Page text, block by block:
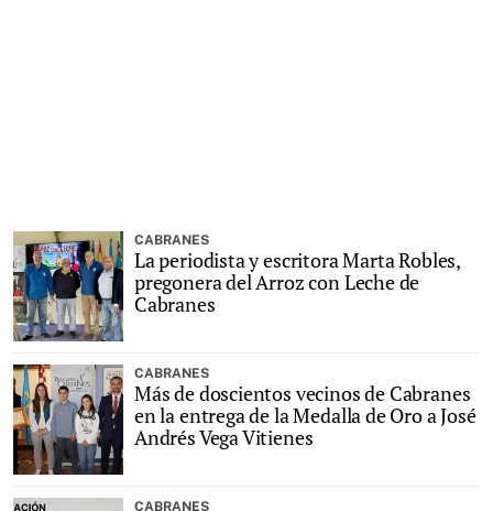
CABRANES
La periodista y escritora Marta Robles,
pregonera del Arroz con Leche de
Cabranes
CABRANES
Más de doscientos vecinos de Cabranes
en la entrega de la Medalla de Oro a José
Andrés Vega Vitienes
CABRANES